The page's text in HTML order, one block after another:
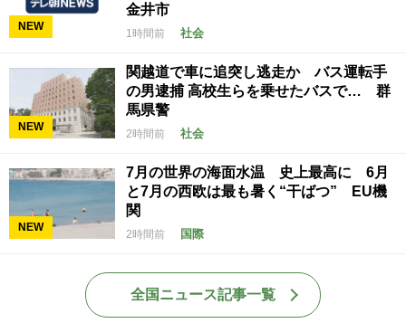
NEW
金井市
1時間前 社会
NEW
関越道で車に追突し逃走か バス運転手
の男逮捕 高校生らを乗せたバスで… 群
馬県警
2時間前 社会
NEW
7月の世界の海面水温 史上最高に 6月
と7月の西欧は最も暑く“干ばつ” EU機
関
2時間前 国際
全国ニュース記事一覧